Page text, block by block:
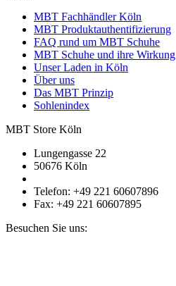
MBT Fachhändler Köln
MBT Produktauthentifizierung
FAQ rund um MBT Schuhe
MBT Schuhe und ihre Wirkung
Unser Laden in Köln
Über uns
Das MBT Prinzip
Sohlenindex
MBT Store Köln
Lungengasse 22
50676 Köln
Telefon: +49 221 60607896
Fax: +49 221 60607895
Besuchen Sie uns: